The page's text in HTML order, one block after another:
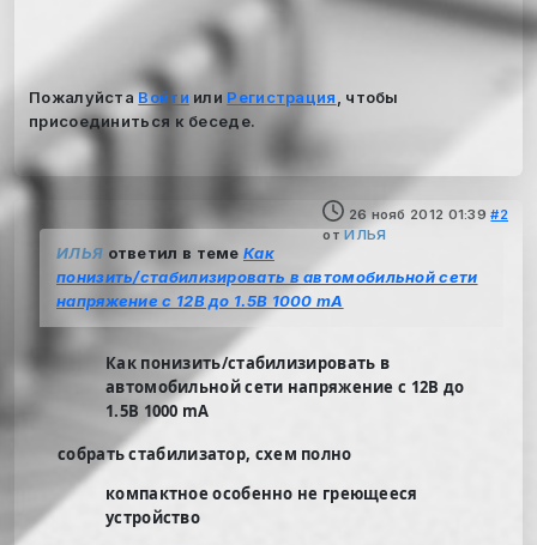
ПожалуйстаВойти или Регистрация
, чтобы
присоединиться к беседе.
26 нояб 2012 01:39 #2
отИЛЬЯ
ИЛЬЯ ответил в темеКак
понизить/стабилизировать в автомобильной сети
напряжение с 12В до 1.5В 1000 mA
Как понизить/стабилизировать в
автомобильной сети напряжение с 12В до
1.5В 1000 mA
собрать стабилизатор, схем полно
компактное особенно не греющееся
устройство